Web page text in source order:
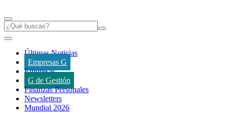
Últimas Noticias
Empresas G
Empresas
G de Gestión
Finanzas Personales
Newsletters
Mundial 2026